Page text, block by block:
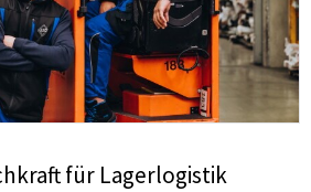
für Lagerlogistik